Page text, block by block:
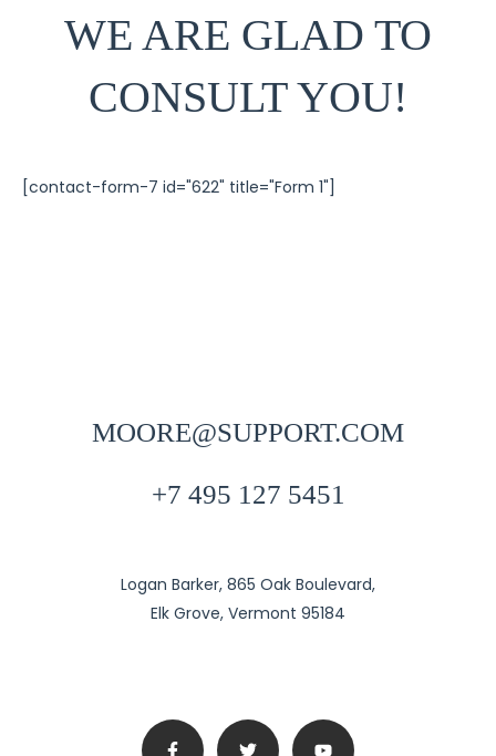
WE ARE GLAD TO
CONSULT YOU!
[contact-form-7 id="622" title="Form 1"]
MOORE@SUPPORT.COM
+7 495 127 5451
Logan Barker, 865 Oak Boulevard,
Elk Grove, Vermont 95184